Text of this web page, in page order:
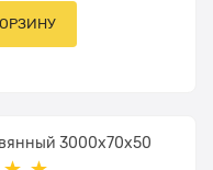
3000x70х50